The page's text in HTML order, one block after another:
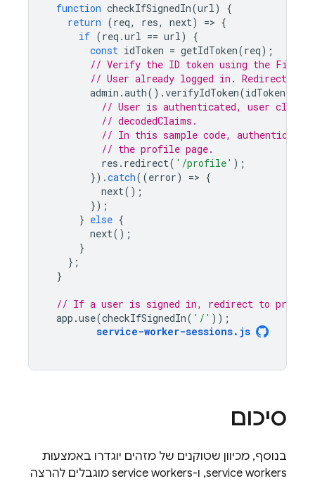
function checkIfSignedIn(url)
{
return (req, res, next) => {
if (req .url == url)
{
const idToken = getIdToken(req);
// Verify the ID token using the
// User already logged in. Redirect to
admin .auth().verifyIdToken(idToken
// User is authenticated, user claims
// decodedClaims.
// In this sample code,
// the profile page.
res . redirect( '/profile' );
}).catch((error) => {
next();
});
} else {
next();
}
};
}
// If a user is signed in, redirect to profile
app .use(checkIfSignedIn( '/' ));
service-worker-sessions. js
סיכום
בנוסף, מכיוון שטוקנים של מזהים יוגדרו באמצעות
service workers, ו-service workers מוגבלים להרצה